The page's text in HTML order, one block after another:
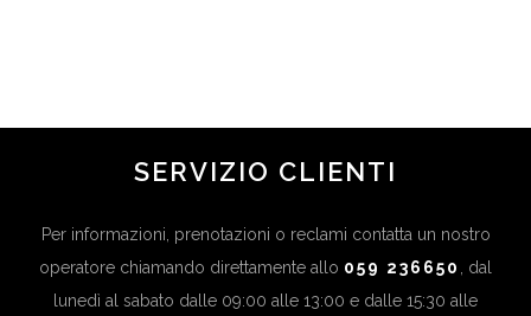
SERVIZIO CLIENTI
Per informazioni, prenotazioni o reclami contatta un nostro
operatore chiamando direttamente allo 059 236650
, dal
lunedì al sabato dalle 09:00 alle 13:00 e dalle 15:30 alle